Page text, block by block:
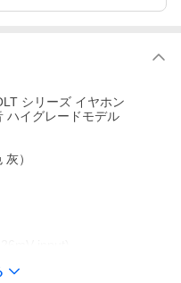
シリーズ イヤホン
ハイグレードモデル
）